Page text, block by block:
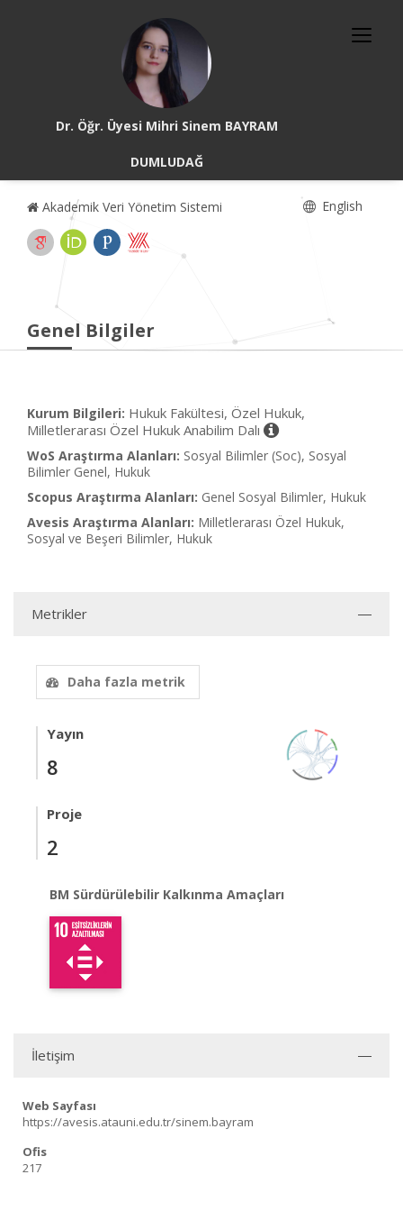
Dr. Öğr. Üyesi Mihri Sinem BAYRAM
DUMLUDAĞ
Akademik Veri Yönetim Sistemi English
Genel Bilgiler
Kurum Bilgileri: Hukuk Fakültesi, Özel Hukuk,
Milletlerarası Özel Hukuk Anabilim Dalı
WoS Araştırma Alanları: Sosyal Bilimler (Soc), Sosyal
Bilimler Genel, Hukuk
Scopus Araştırma Alanları: Genel Sosyal Bilimler, Hukuk
Avesis Araştırma Alanları: Milletlerarası Özel Hukuk,
Sosyal ve Beşeri Bilimler, Hukuk
Metrikler
Daha fazla metrik
Yayın
8
Proje
2
BM Sürdürülebilir Kalkınma Amaçları
İletişim
Web Sayfası
https://avesis.atauni.edu.tr/sinem.bayram
Ofis
217